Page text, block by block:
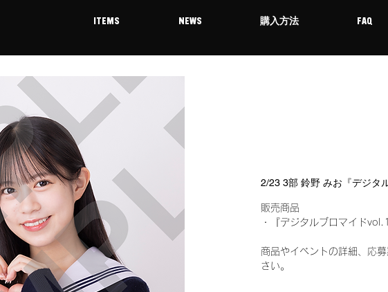
ITEMS NEWS 購入方法 FAQ
2/23 3部 鈴野 みお『デジタ
販売商品
・『デジタルブロマイド
商品やイベントの詳細、応
さい。